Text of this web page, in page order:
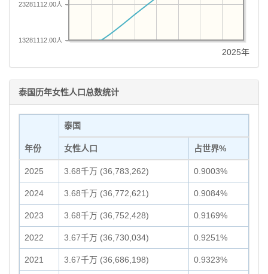
13281112.00人
23281112.00人
2025年
泰国历年女性人口总数统计
年份
泰国
女性人口 占世界%
2025 3.68千万 (36,783,262) 0.9003%
2024 3.68千万 (36,772,621) 0.9084%
2023 3.68千万 (36,752,428) 0.9169%
2022 3.67千万 (36,730,034) 0.9251%
2021 3.67千万 (36,686,198) 0.9323%